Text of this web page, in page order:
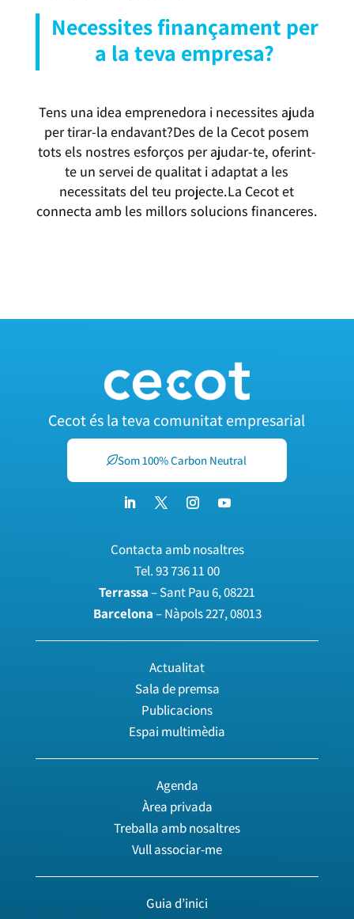
Necessites finançament per
a la teva empresa?
Tens una idea emprenedora i necessites ajuda
per tirar-la endavant?Des de la Cecot posem
tots els nostres esforços per ajudar-te, oferint-
te un servei de qualitat i adaptat a les
necessitats del teu projecte.La Cecot et
connecta amb les millors solucions financeres.
Cecot és la teva comunitat empresarial
Som 100% Carbon Neutral
Contacta amb nosaltres
Tel.93 736 11 00
Terrassa– Sant Pau 6, 08221
Barcelona– Nàpols 227, 08013
Actualitat
Sala de premsa
Publicacions
Espai multimèdia
Agenda
Àrea privada
Treballa amb nosaltres
Vull associar-me
Guia d’inici